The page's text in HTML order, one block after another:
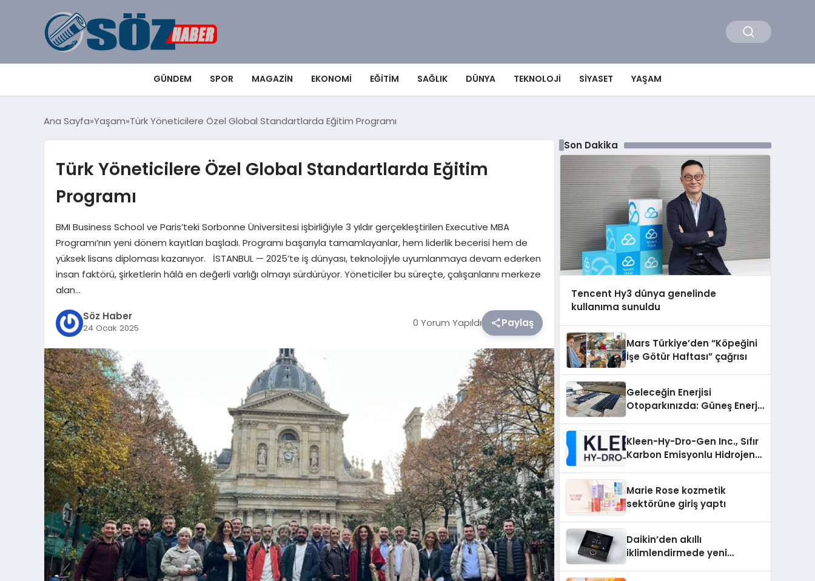
GÜNDEM SPOR MAGAZIN EKONOMI EĞITIM SAĞLIK DÜNYA TEKNOLOJI SIYASET YAŞAM
Ana Sayfa Yaşam Türk Yöneticilere Özel Global Standartlarda Eğitim Programı
Türk Yöneticilere Özel Global Standartlarda Eğitim
Programı
BMI Business School ve Paris’teki Sorbonne Üniversitesi işbirliğiyle 3 yıldır gerçekleştirilen Executive MBA
Programı’nın yeni dönem kayıtları başladı. Programı başarıyla tamamlayanlar, hem liderlik becerisi hem de
yüksek lisans diploması kazanıyor. İSTANBUL — 2025’te iş dünyası, teknolojiyle uyumlanmaya devam ederken
insan faktörü, şirketlerin hâlâ en değerli varlığı olmayı sürdürüyor. Yöneticiler bu süreçte, çalışanlarını merkeze
alan…
Söz Haber
24 Ocak 2025 0 Yorum Yapıldı Paylaş
Son Dakika
Tencent Hy3 dünya genelinde
kullanıma sunuldu
Mars Türkiye’den “Köpeğini
İşe Götür Haftası” çağrısı
Geleceğin Enerjisi
Otoparkınızda: Güneş Enerjili
Kleen-Hy-Dro-Gen Inc., Sıfır
Karbon Emisyonlu Hidrojen
Aldı
Marie Rose kozmetik
sektörüne giriş yaptı
Daikin’den akıllı
iklimlendirmede yeni